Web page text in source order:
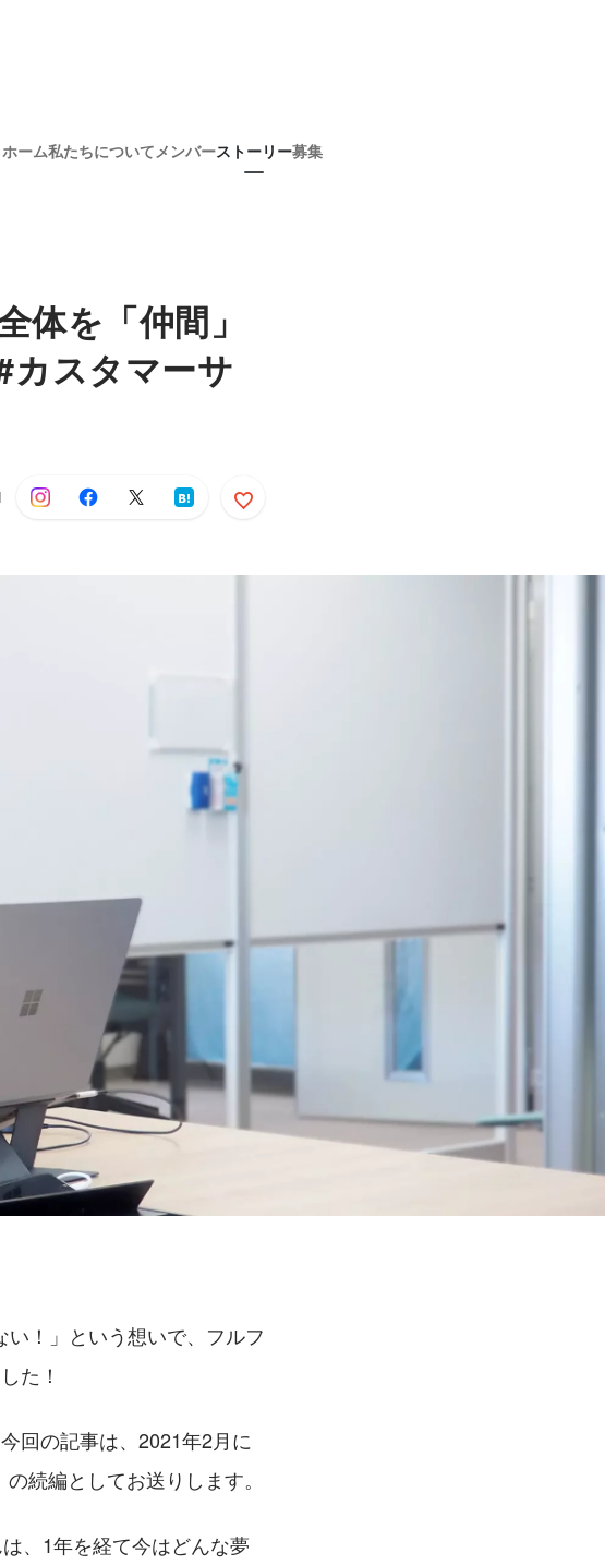
ホーム私たちについて メンバーストーリー募集
体を「仲間」
カスタマーサ
！」という想いで、フルフ
た！
回の記事は、2021年2月に
の続編としてお送りします。
、1年を経て今はどんな夢